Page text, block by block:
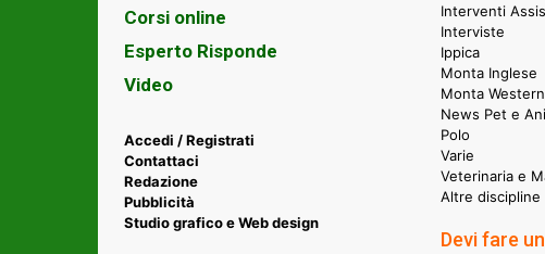
Corsi online
Esperto Risponde
Video
Accedi / Registrati
Contattaci
Redazione
Pubblicità
Studio grafico e Web design
Interventi
Interviste
Ippica
Monta Inglese
Monta Western
News Pet e
Polo
Varie
Veterinaria e
Altre discipline
Devi fare